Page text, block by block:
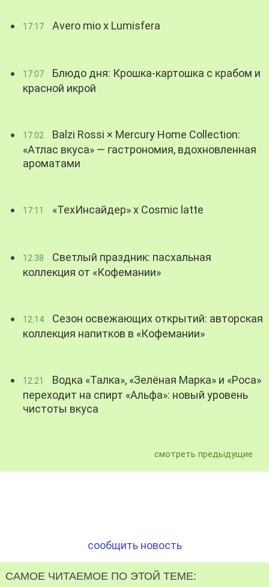
17:17 Avero mio x Lumisfera
17:07
Блюдо дня: Крошка-картошка с крабом и
красной икрой
17:02
Balzi Rossi × Mercury Home Collection:
«Атлас вкуса» — гастрономия, вдохновленная
ароматами
17:11 «ТехИнсайдер» х Cosmic latte
12:38
Светлый праздник: пасхальная
коллекция от «Кофемании»
12:14
Сезон освежающих открытий: авторская
коллекция напитков в «Кофемании»
12:21
Водка «Талка», «Зелёная Марка» и «Роса»
переходит на спирт «Альфа»: новый уровень
чистоты вкуса
смотреть предыдущие
сообщить новость
САМОЕ ЧИТАЕМОЕ ПО ЭТОЙ ТЕМЕ: